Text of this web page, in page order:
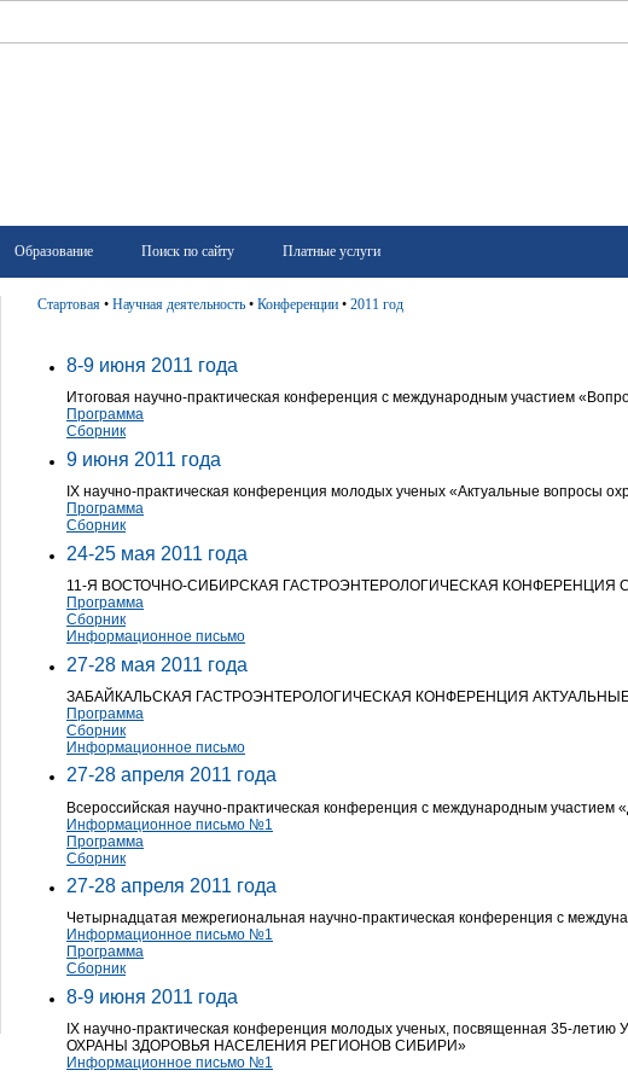
Образование Поиск по сайту Платные услуги
Стартовая • Научная деятельность • Конференции • 2011 год
8-9 июня 2011 года
Итоговая научно-практическая конференция с международным участием
Программа
Сборник
9 июня 2011 года
IX научно-практическая конференция молодых ученых «Актуальные вопросы
Программа
Сборник
24-25 мая 2011 года
11-Я ВОСТОЧНО-СИБИРСКАЯ ГАСТРОЭНТЕРОЛОГИЧЕСКАЯ
Программа
Сборник
Информационное письмо
27-28 мая 2011 года
ЗАБАЙКАЛЬСКАЯ ГАСТРОЭНТЕРОЛОГИЧЕСКАЯ КОНФЕРЕНЦИЯ
Программа
Сборник
Информационное письмо
27-28 апреля 2011 года
Всероссийская научно-практическая конференция с международным
Информационное письмо №1
Программа
Сборник
27-28 апреля 2011 года
Четырнадцатая межрегиональная научно-практическая конференция с
Информационное письмо №1
Программа
Сборник
8-9 июня 2011 года
IX научно-практическая конференция молодых ученых, посвященная 35-
ОХРАНЫ ЗДОРОВЬЯ НАСЕЛЕНИЯ РЕГИОНОВ СИБИРИ»
Информационное письмо №1